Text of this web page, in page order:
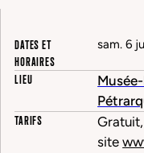
DATES ET
HORAIRES
sam. 6
LIEU
TARIFS
site